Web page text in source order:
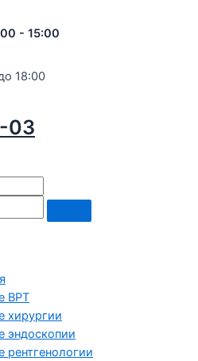
- 15:00
18:00
03
ВРТ
хирургии
эндоскопии
рентгенологии